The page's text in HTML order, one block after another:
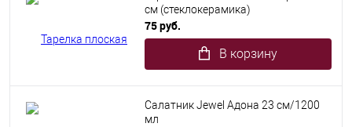
см (стеклокерамика)
75 руб.
В корзину
Салатник Jewel Адона 23 см/1200
мл